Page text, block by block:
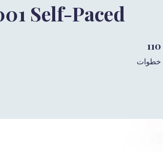
Self-Paced
110
خطوات